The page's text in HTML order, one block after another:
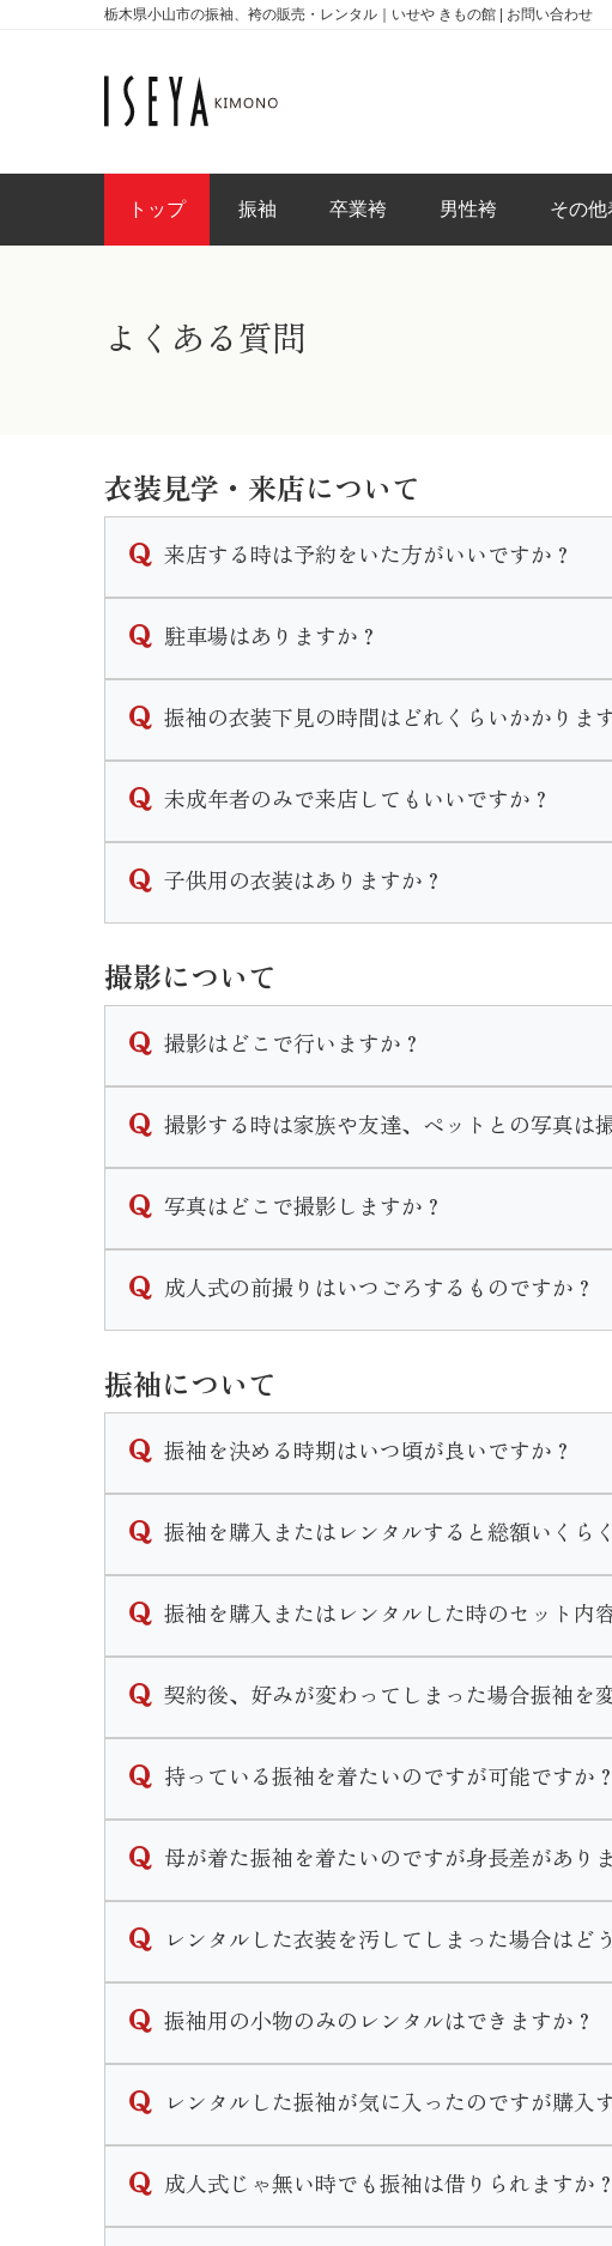
栃木県小山市の振袖、袴の販売・レンタル｜いせや きもの館 | お問い合わせ
トップ 振袖 卒業袴 男性袴 その他
よくある質問
衣装見学・来店について
来店する時は予約をいた方がいいですか？
可能な限りご予約をいただきます様お願い致します。
なお、ご予約はこのHP内かお電話にて承ります。
駐車場はありますか？
振袖の衣装下見の時間はどれくらいかかりま
プラン説明→振袖選び→トータルコーディネート
となります。個人差はありますが１時間半〜２時間
未成年者のみで来店してもいいですか？
振袖一式を気に入ってご契約に至る場合は保護者様
子供用の衣装はありますか？
七五三用の衣装になりますので和装になります。
七五三の詳しいプランはHP内の七五三ページをご覧
撮影について
撮影はどこで行いますか？
また、スタジオへは階段を登って移動していただく
撮影する時は家族や友達、ペットとの写真は
家族和装プランや兄妹和装プラン等豊富にご用意して
なお家族撮影等の希望がある場合はご予約時にお申
写真はどこで撮影しますか？
成人式の前撮りはいつごろするものですか？
スタジオは予約制となっており年中撮影可能となっ
なお水・木・年末年始は休館日となりますのでご了
振袖について
振袖を決める時期はいつ頃が良いですか？
当店では高校３年生の夏休み〜春休みの間に決める
決める時期に正解はございませんが早めに動き出す
ます。
振袖を購入またはレンタルすると総額いくら
金額が異なります。
なお、前撮り時の写真代は別途料金となります。
振袖を購入またはレンタルした時のセット内
◆フルセット内容◆
振袖・袋帯・長襦袢・重ね衿・帯揚げ・帯締め・草
その他式当日のお支度と前撮り時のお支度２回分が
契約後、好みが変わってしまった場合振袖を
一定期間経過後の変更につきましては手数料が発生い
期間や手数料についての詳しいお問い合わせは店舗
持っている振袖を着たいのですが可能ですか？
近年ではお持ちの振袖の小物等を買い替えリメイク
当店ではリメイクパックプランや単品での小物販売
なお、小物等の購入はせず持ち込み振袖の着付のみ
母が着た振袖を着たいのですが身長差があり
ただ大幅な寸法直しが必要な場合、小さくお直しす
ご検討のお客様は一度振袖をお持ちの上ご来店頂き
レンタルした衣装を汚してしまった場合はど
万が一、著しく衣装を汚してしまった場合や物をな
衣装を汚してしまった場合はご返却の際に必ずご一
振袖用の小物のみのレンタルはできますか？
販売のみのご案内となります。
ママ振リメイクプランですとお得に小物を揃えるこ
レンタルした振袖が気に入ったのですが購入
衣装によってプラス料金は異なりますが振袖一式を
詳細は店舗までお問い合わせくださいませ。
成人式じゃ無い時でも振袖は借りられますか？